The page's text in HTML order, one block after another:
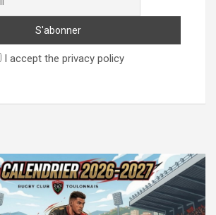
I accept the privacy policy